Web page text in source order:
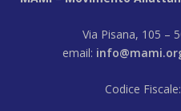
Via Pisana, 105 –
email:
Codice Fiscale: